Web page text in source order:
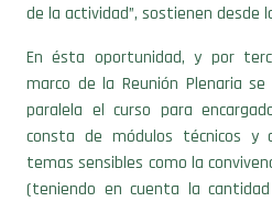
de la actividad”, sostienen desde
En ésta oportunidad, y por
marco de la Reunión Plenaria
paralela el curso para
consta de módulos técnicos y
temas sensibles como la
(teniendo en cuenta la